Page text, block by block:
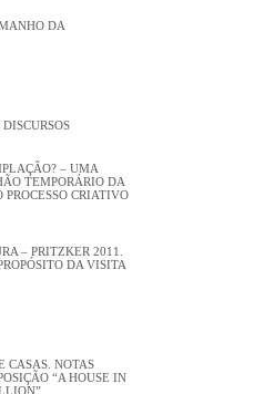
DA
– UMA
TEMPORÁRIO DA
CRIATIVO
– PRITZKER 2011.
DA VISITA
CASAS. NOTAS
“A HOUSE IN